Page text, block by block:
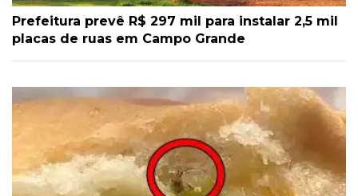
Prefeitura prevê R$ 297 mil para instalar 2,5 mil
placas de ruas em Campo Grande